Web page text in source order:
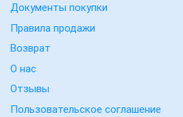
Документы покупки
Правила продажи
Возврат
О нас
Отзывы
Пользовательское соглашение